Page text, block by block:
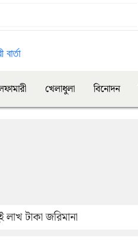
খেলাধুলা বিনোদন
টাকা জরিমানা